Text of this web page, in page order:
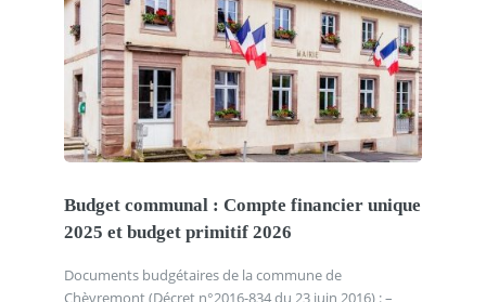
Budget communal : Compte financier unique
2025 et budget primitif 2026
Documents budgétaires de la commune de
Chèvremont (Décret n°2016-834 du 23 juin 2016) : –